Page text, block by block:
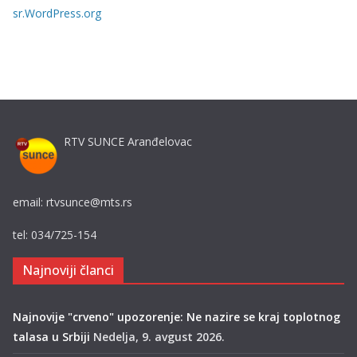
e
sr.WordPress.org
RTV SUNCE Aranđelovac
email: rtvsunce@mts.rs
tel: 034/725-154
Najnoviji članci
Najnovije "crveno" upozorenje: Ne nazire se kraj toplotnog
talasa u Srbiji Nedelja, 9. avgust 2026.